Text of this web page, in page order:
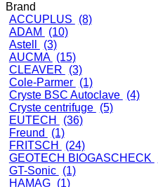
Brand
ACCUPLUS
(8)
ADAM
(10)
Astell
(3)
AUCMA (15)
CLEAVER
(3)
Cole-Parmer (1)
Cryste BSC Autoclave (4)
Cryste centrifuge (5)
EUTECH
(36)
Freund
(1)
FRITSCH
(24)
GEOTECH BIOGASCHECK
GT-Sonic (1)
HAMAG (1)